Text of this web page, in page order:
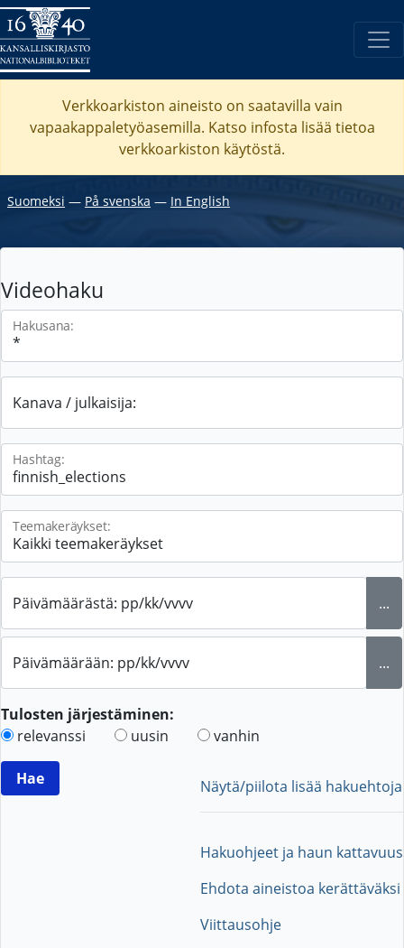
Verkkoarkiston aineisto on saatavilla vain
vapaakappaletyöasemilla. Katso infosta lisää tietoa
verkkoarkiston käytöstä.
Suomeksi ― På svenska ― In English
Videohaku
Hakusana:
Kanava / julkaisija:
Hashtag:
Teemakeräykset:
Päivämäärästä: pp/kk/vvvv ...
Päivämäärään: pp/kk/vvvv ...
Tulosten järjestäminen:
relevanssi
uusin vanhin
Näytä/piilota lisää hakuehtoja
Hakuohjeet ja haun kattavuus
Ehdota aineistoa kerättäväksi
Viittausohje